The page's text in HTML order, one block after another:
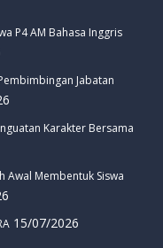
P4 AM Bahasa Inggris
Jabatan
Karakter Bersama
Awal Membentuk Siswa
15/07/2026